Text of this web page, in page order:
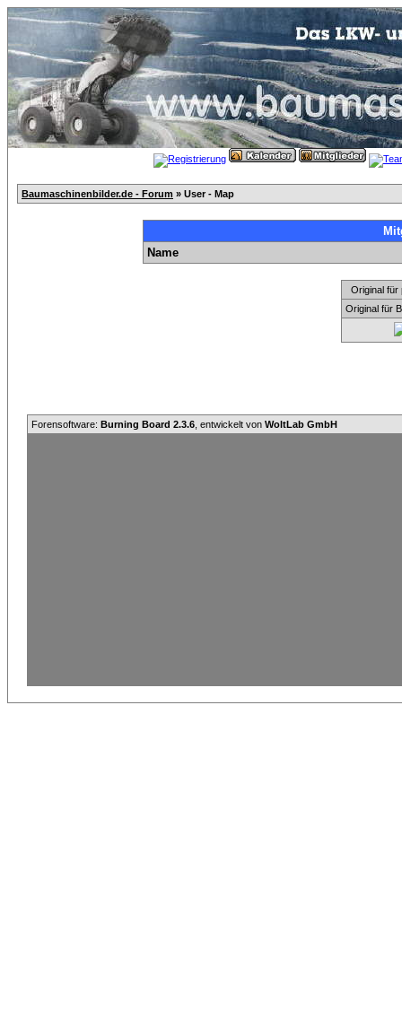
Baumaschinenbilder.de - Forum » User - Map
Name
Original für
Original für
Forensoftware: Burning Board 2.3.6 , entwickelt von WoltLab GmbH